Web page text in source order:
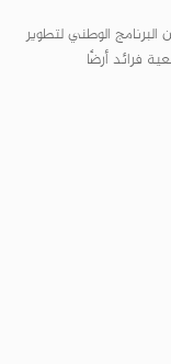
الوطني لتطوير
فرائد أرضًا